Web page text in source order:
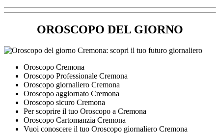
OROSCOPO DEL GIORNO
Oroscopo Cremona
Oroscopo Professionale Cremona
Oroscopo giornaliero Cremona
Oroscopo aggiornato Cremona
Oroscopo sicuro Cremona
Per scoprire il tuo Oroscopo a Cremona
Oroscopo Cartomanzia Cremona
Vuoi conoscere il tuo Oroscopo giornaliero Cremona